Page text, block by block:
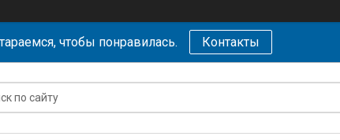
чтобы понравилась. Контакты